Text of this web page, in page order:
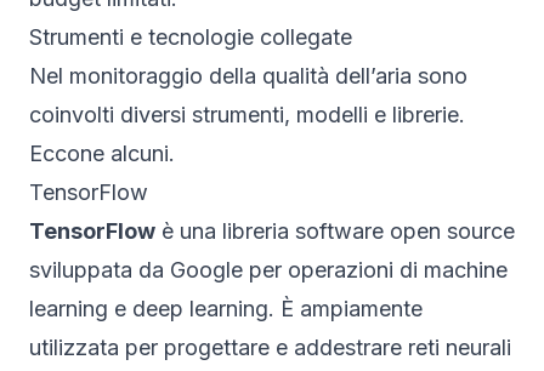
Strumenti e tecnologie collegate
Nel monitoraggio della qualità dell’aria sono
coinvolti diversi strumenti, modelli e librerie.
Eccone alcuni.
TensorFlow
TensorFlow è una libreria software open source
sviluppata da Google per operazioni di machine
learning e deep learning. È ampiamente
utilizzata per progettare e addestrare reti neurali